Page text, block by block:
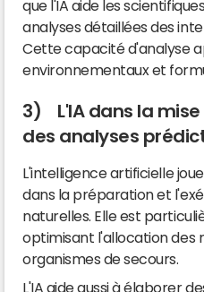
que l'IA aide les
analyses détaillées des
Cette capacité d'analyse
environnementaux et
3) L'IA dans la
des analyses
L'intelligence artificielle
dans la préparation et
naturelles. Elle est
optimisant l'allocation des
organismes de secours.
L'IA aide aussi à élaborer